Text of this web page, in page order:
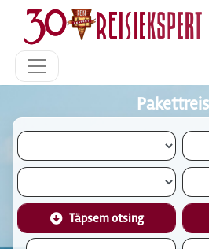
Täpsem otsing